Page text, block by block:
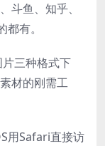
斗鱼、知乎、
有。
三种格式下
材的刚需工
用Safari直接访